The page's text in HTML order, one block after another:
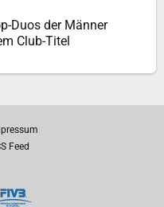
Duos der Männer
Club-Titel
Feed